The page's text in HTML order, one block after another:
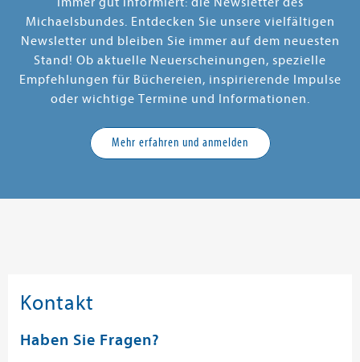
Michaelsbundes. Entdecken Sie unsere vielfältigen
Newsletter und bleiben Sie immer auf dem neuesten
Stand! Ob aktuelle Neuerscheinungen, spezielle
Empfehlungen für Büchereien, inspirierende Impulse
oder wichtige Termine und Informationen.
Mehr erfahren und anmelden
Kontakt
Haben Sie Fragen?